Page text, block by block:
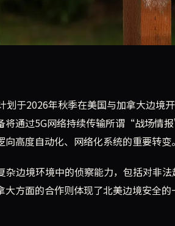
行一项双边实验，利用自主无人
划于2026年秋季在美国与加拿大边境
将通过5G网络持续传输所谓“战场情
高度自动化、网络化系统的重要转变。
边境环境中的侦察能力，包括对非
方面的合作则体现了北美边境安全的